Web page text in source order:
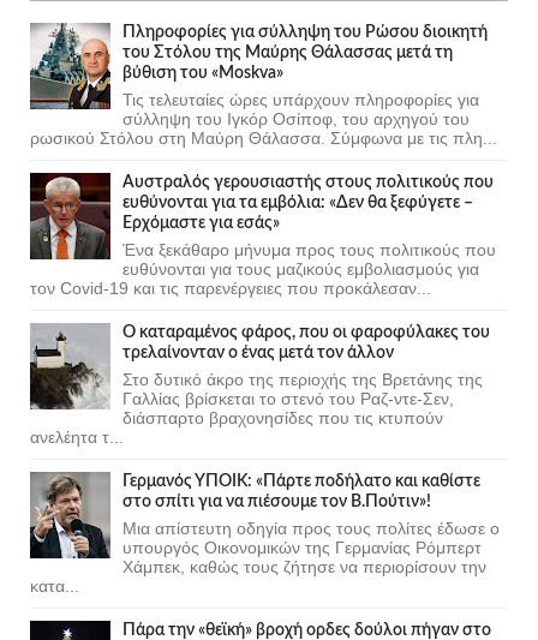
Πληροφορίες για σύλληψη του Ρώσου διοικητή
του Στόλου της Mαύρης Θάλασσας μετά τη
βύθιση του «Moskva»
Τις τελευταίες ώρες υπάρχουν πληροφορίες για
σύλληψη του Ιγκόρ Οσίποφ, του αρχηγού του
ρωσικού Στόλου στη Μαύρη Θάλασσα. Σύμφωνα με τις πλη...
Αυστραλός γερουσιαστής στους πολιτικούς που
ευθύνονται για τα εμβόλια: «Δεν θα ξεφύγετε –
Ερχόμαστε για εσάς»
Ένα ξεκάθαρο μήνυμα προς τους πολιτικούς που
ευθύνονται για τους μαζικούς εμβολιασμούς για
τον Covid-19 και τις παρενέργειες που προκάλεσαν...
Ο καταραμένος φάρος, που οι φαροφύλακες του
τρελαίνονταν ο ένας μετά τον άλλον
Στο δυτικό άκρο της περιοχής της Βρετάνης της
Γαλλίας βρίσκεται το στενό του Ραζ-ντε-Σεν,
διάσπαρτο βραχονησίδες που τις κτυπούν
ανελέητα τ...
Γερμανός ΥΠΟΙΚ: «Πάρτε ποδήλατο και καθίστε
στο σπίτι για να πιέσουμε τον Β.Πούτιν»!
Μια απίστευτη οδηγία προς τους πολίτες έδωσε ο
υπουργός Οικονομικών της Γερμανίας Ρόμπερτ
Χάμπεκ, καθώς τους ζήτησε να περιορίσουν την
κατα...
Πάρα την «θεϊκή» βροχή ορδες δούλοι πήγαν στο